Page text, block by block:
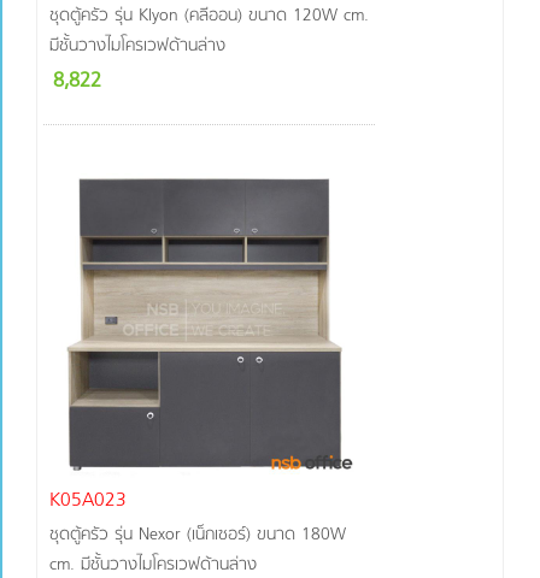
ชุดตู้ครัว รุ่น Klyon (คลีออน) ขนาด 120W cm.
มีชั้นวางไมโครเวฟด้านล่าง
8,822
K05A023
ชุดตู้ครัว รุ่น Nexor (เน็กเซอร์) ขนาด 180W
cm. มีชั้นวางไมโครเวฟด้านล่าง